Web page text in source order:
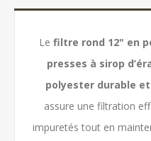
Le filtre rond 12" en
presses à sirop
polyester durable
assure une filtration
impuretés tout en